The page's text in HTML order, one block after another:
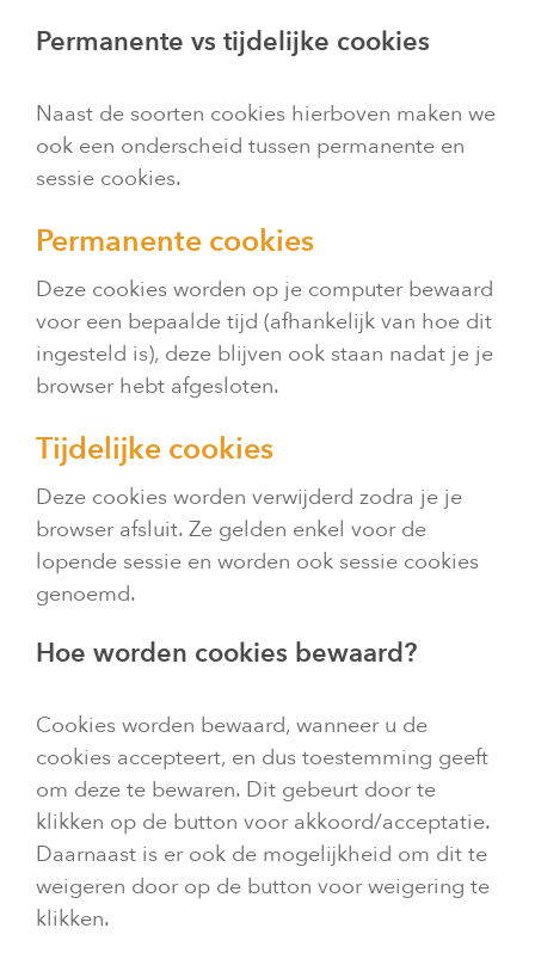
Permanente vs tijdelijke cookies
Naast de soorten cookies hierboven maken we
ook een onderscheid tussen permanente en
sessie cookies.
Permanente cookies
Deze cookies worden op je computer bewaard
voor een bepaalde tijd (afhankelijk van hoe dit
ingesteld is), deze blijven ook staan nadat je je
browser hebt afgesloten.
Tijdelijke cookies
Deze cookies worden verwijderd zodra je je
browser afsluit. Ze gelden enkel voor de
lopende sessie en worden ook sessie cookies
genoemd.
Hoe worden cookies bewaard?
Cookies worden bewaard, wanneer u de
cookies accepteert, en dus toestemming geeft
om deze te bewaren. Dit gebeurt door te
klikken op de button voor akkoord/acceptatie.
Daarnaast is er ook de mogelijkheid om dit te
weigeren door op de button voor weigering te
klikken.